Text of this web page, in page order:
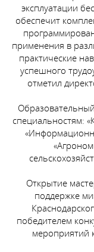
эксплуатации
обеспечит
применения в
практические
успешного
отметил
специальностям:
Открытие
поддержке
победителем
мероприятий